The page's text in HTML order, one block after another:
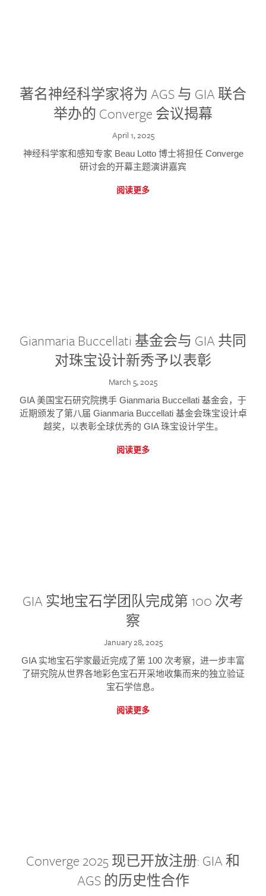
著名神经科学家将为 AGS 与 GIA 联合
举办的 Converge 会议揭幕
April 1, 2025
神经科学家和感知专家 Beau Lotto 博士将担任 Converge
研讨会的开幕主题演讲嘉宾
阅读更多
Gianmaria Buccellati 基金会与 GIA 共同
对珠宝设计新秀予以表彰
March 5, 2025
GIA 美国宝石研究院携手 Gianmaria Buccellati 基金会，于
近期颁发了第八届 Gianmaria Buccellati 基金会珠宝设计卓
越奖，以表彰全球优秀的 GIA 珠宝设计学生。
阅读更多
GIA 实地宝石学团队完成第 100 次考
察
January 28, 2025
GIA 实地宝石学家最近完成了第 100 次考察，进一步丰富
了研究院从世界各地彩色宝石开采地收集而来的独立验证
宝石学信息。
阅读更多
Converge 2025 现已开放注册: GIA 和
AGS 的历史性合作